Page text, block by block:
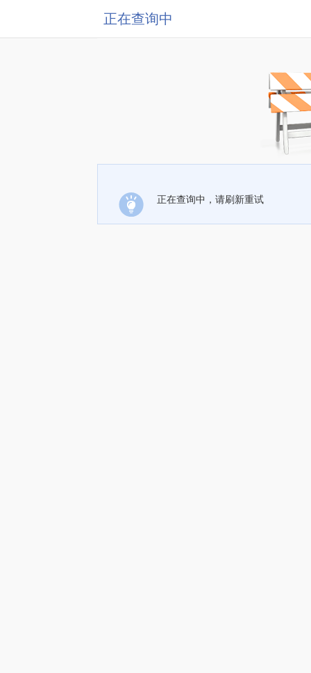
正在查询中
正在查询中，请刷新重试